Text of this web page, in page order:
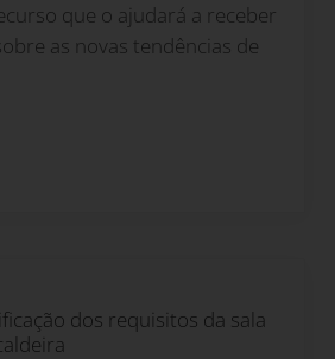
que o ajudará a receber
as novas tendências de
dos requisitos da sala